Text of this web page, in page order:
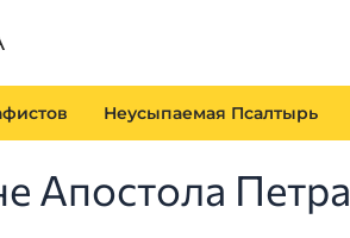
Неусыпаемая Псалтырь
Апостола Петра